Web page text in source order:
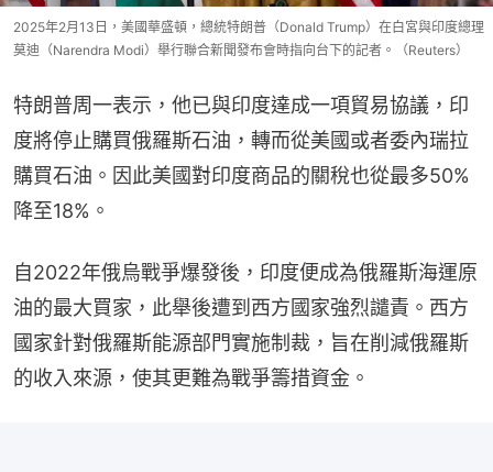
2025年2月13日，美國華盛頓，總統特朗普（Donald Trump）在白宮與印度總理
莫迪（Narendra Modi）舉行聯合新聞發布會時指向台下的記者。（Reuters）
特朗普周一表示，他已與印度達成一項貿易協議，印
度將停止購買俄羅斯石油，轉而從美國或者委內瑞拉
購買石油。因此美國對印度商品的關稅也從最多50%
降至18%。
自2022年俄烏戰爭爆發後，印度便成為俄羅斯海運原
油的最大買家，此舉後遭到西方國家強烈譴責。西方
國家針對俄羅斯能源部門實施制裁，旨在削減俄羅斯
的收入來源，使其更難為戰爭籌措資金。